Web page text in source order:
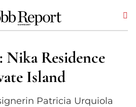
Nika Residence
Island
Patricia Urquiola